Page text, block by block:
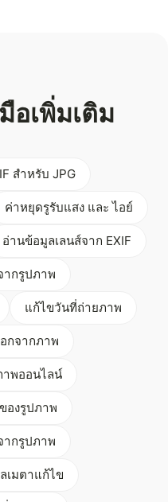
อเพิ่มเติม
สำหรับ JPG
ค่าหยุดรูรับแสง และ ไอย์
อ่านข้อมูลเลนส์จาก EXIF
ากรูปภาพ
แก้ไขวันที่ถ่ายภาพ
กจากภาพ
าพออนไลน์
องรูปภาพ
ากรูปภาพ
เมตาแก้ไข